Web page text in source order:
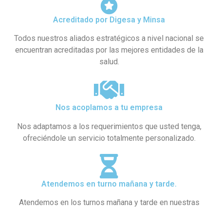
Acreditado por Digesa y Minsa​
Todos nuestros aliados estratégicos a nivel nacional se
encuentran acreditadas por las mejores entidades de la
salud.
Nos acoplamos a tu empresa
Nos adaptamos a los requerimientos que usted tenga,
ofreciéndole un servicio totalmente personalizado.
Atendemos en turno mañana y tarde.
Atendemos en los turnos mañana y tarde en nuestras